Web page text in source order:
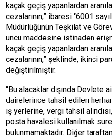
kaçak geçiş yapanlardan
cezalarının,” ibaresi “6001
Müdürlüğünün Teşkilat ve
uncu maddesine istinaden
kaçak geçiş yapanlardan
cezalarının,” şeklinde, ikinci
değiştirilmiştir.
“Bu alacaklar dışında Devlete
dairelerince tahsil edilen
iş yerlerine, vergi tahsil
posta havalesi kullanılmak
bulunmamaktadır. Diğer